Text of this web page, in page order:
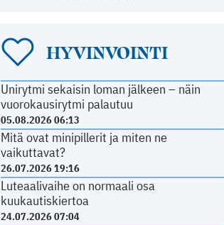
HYVINVOINTI
Unirytmi sekaisin loman jälkeen – näin
vuorokausirytmi palautuu
05.08.2026 06:13
Mitä ovat minipillerit ja miten ne
vaikuttavat?
26.07.2026 19:16
Luteaalivaihe on normaali osa
kuukautiskiertoa
24.07.2026 07:04